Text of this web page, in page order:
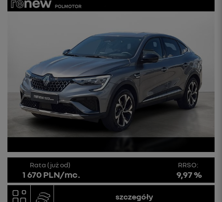
Rata (już od)
1 670 PLN/mc.
RRSO:
9,97 %
szczegóły